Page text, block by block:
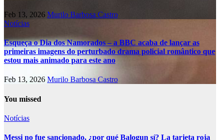
Feb 13, 2026 Murilo Barbosa Castro
Notícias
Esqueça o Dia dos Namorados – a BBC acaba de lançar as
primeiras imagens do perturbado drama policial romântico que
estou mais animado para este ano
Feb 13, 2026 Murilo Barbosa Castro
You missed
Notícias
Messi no fue sancionado, ¿por qué Balogun sí? La tarjeta roja